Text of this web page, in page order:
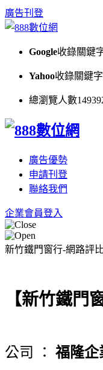
廣告刊登
Google收錄關鍵
Yahoo收錄關鍵字
總瀏覽人數
廣告優勢
申請刊登
聯絡我們
企業會員登入
新竹鐵門窗行-網路評
【新竹鐵門
公司 ： 福隆企